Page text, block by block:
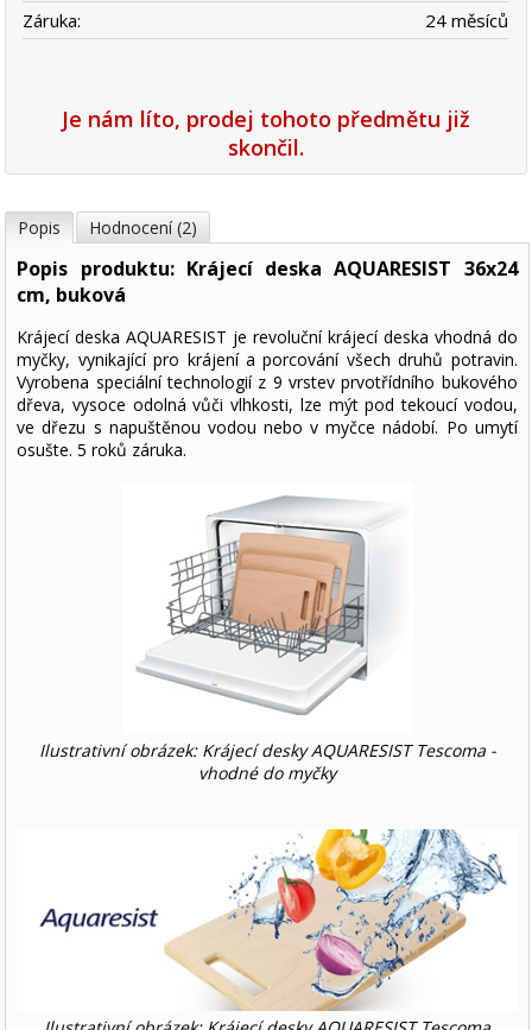
Záruka:
24 měsíců
Je nám líto, prodej tohoto předmětu již
skončil.
Popis Hodnocení (2)
Popis produktu: Krájecí deska AQUARESIST 36x24
cm, buková
Krájecí deska AQUARESIST je revoluční krájecí deska vhodná do
myčky, vynikající pro krájení a porcování všech druhů potravin.
Vyrobena speciální technologií z 9 vrstev prvotřídního bukového
dřeva, vysoce odolná vůči vlhkosti, lze mýt pod tekoucí vodou,
ve dřezu s napuštěnou vodou nebo v myčce nádobí. Po umytí
osušte. 5 roků záruka.
Ilustrativní obrázek: Krájecí desky AQUARESIST Tescoma -
vhodné do myčky